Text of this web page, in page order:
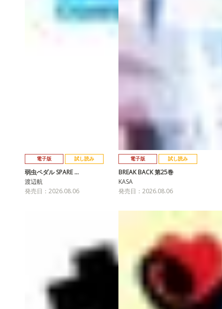
電子版 試し読み
弱虫ペダル SPARE …
渡辺航
発売日：2026.08.06
電子版 試し読み
BREAK BACK 第25巻
KASA
発売日：2026.08.06